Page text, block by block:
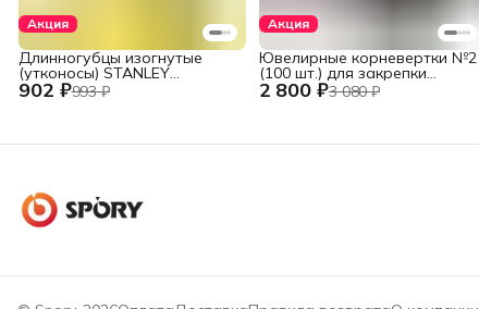
Акция
902 ₽993 ₽
Длинногубцы изогнутые
(утконосы) STANLEY
DYNAGRIP STHT84071-8-23
(STHT84071-8) 152 мм (6")
Акция
2 800 ₽3 080 ₽
Ювелирные корневертки №2
(100 шт.) для закрепки
вставок